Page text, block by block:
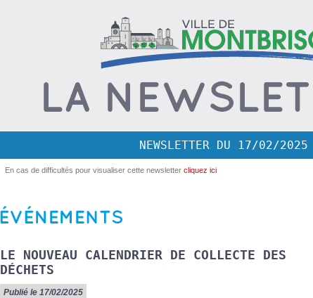
NEWSLETTER DU 17/02/2025
En cas de difficultés pour visualiser cette newsletter cliquez ici
LE NOUVEAU CALENDRIER DE COLLECTE DES
DÉCHETS
Publié le 17/02/2025